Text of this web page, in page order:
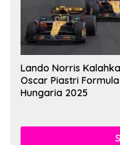
Lando Norris
Oscar Piastri Formula
Hungaria 2025